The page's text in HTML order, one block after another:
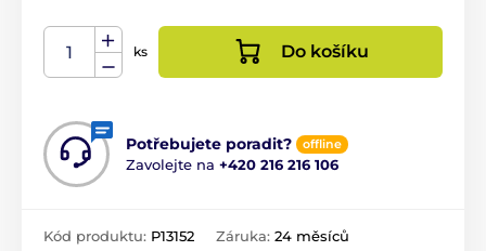
ks Do košíku
Potřebujete poradit? offline
Zavolejte na +420 216 216 106
Kód produktu: P13152 Záruka: 24 měsíců